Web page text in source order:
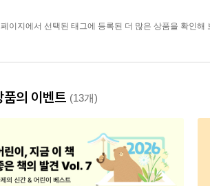
이지에서 선택된 태그에 등록된 더 많은 상품을 확인해
품의 이벤트 (13개)